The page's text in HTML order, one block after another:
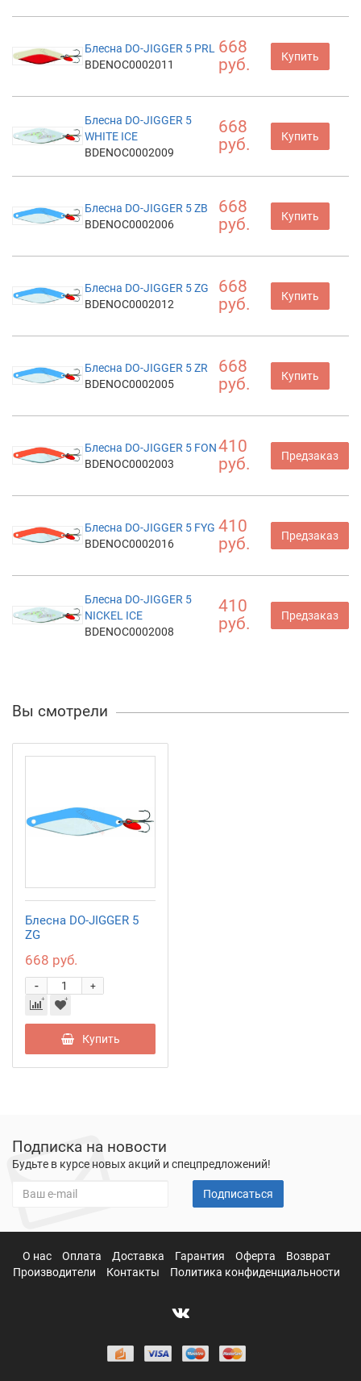
Блесна DO-JIGGER 5 PRL
BDENOC0002011
668
руб.
Купить
Блесна DO-JIGGER 5
WHITE ICE
BDENOC0002009
668
руб.
Купить
Блесна DO-JIGGER 5 ZB
BDENOC0002006
668
руб.
Купить
Блесна DO-JIGGER 5 ZG
BDENOC0002012
668
руб.
Купить
Блесна DO-JIGGER 5 ZR
BDENOC0002005
668
руб.
Купить
Блесна DO-JIGGER 5 FON
BDENOC0002003
410
руб.
Предзаказ
Блесна DO-JIGGER 5 FYG
BDENOC0002016
410
руб.
Предзаказ
Блесна DO-JIGGER 5
NICKEL ICE
BDENOC0002008
410
руб.
Предзаказ
Вы смотрели
Блесна DO-JIGGER 5
ZG
668 руб.
+
-
Купить
Подписка на новости
Будьте в курсе новых акций и спецпредложений!
Подписаться
О нас Оплата Доставка Гарантия Оферта
Возврат
Производители
Контакты Политика конфиденциальности